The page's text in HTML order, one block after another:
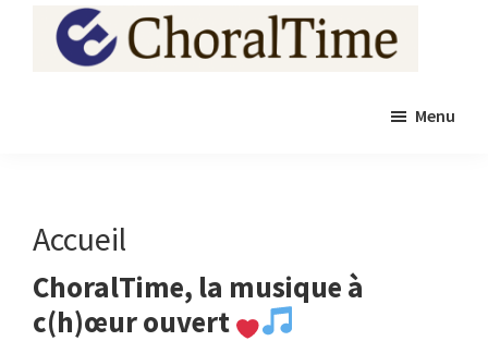
Menu
Accueil
ChoralTime, la musique à
c(h)œur ouvert